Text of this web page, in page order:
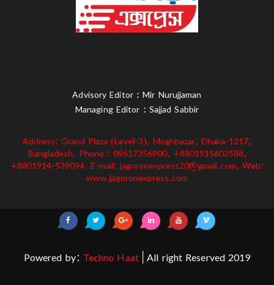
Advisory Editor : Mir Nurujjaman
Managing Editor : Sajjad Sabbir
Address: Grand Plaza (Level-3), Moghbazar, Dhaka-1217,
Bangladesh. Phone : 09617356900, +8801515602588,
+8801914-539094. E-mail: jagoronexpress20@gmail.com, Web:
www.jagoronexpress.com
Powered by: Techno Haat| All right Reserved 2019